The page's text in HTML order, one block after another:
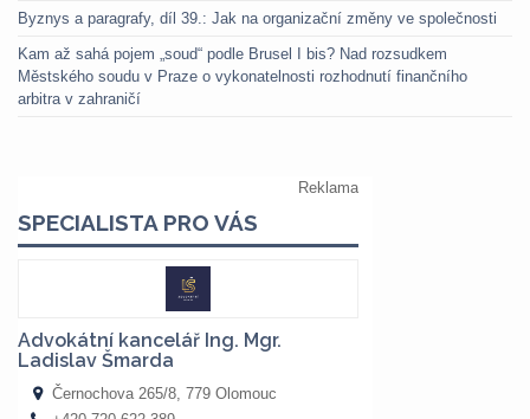
Byznys a paragrafy, díl 39.: Jak na organizační změny ve společnosti
Kam až sahá pojem „soud“ podle Brusel I bis? Nad rozsudkem
Městského soudu v Praze o vykonatelnosti rozhodnutí finančního
arbitra v zahraničí